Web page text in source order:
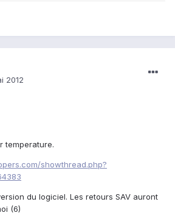
2012
temperature.
showthread.php?
du logiciel. Les retours SAV auront
(6)